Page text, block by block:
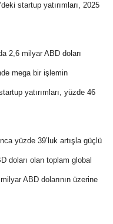
startup yatırımları, 2025
2,6 milyar ABD doları
mega bir işlemin
yatırımları, yüzde 46
yüzde 39’luk artışla güçlü
doları olan toplam global
ABD dolarının üzerine